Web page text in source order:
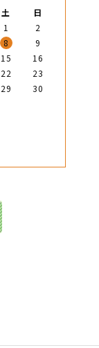
土
日
1
2
8
9
15
16
22
23
29
30